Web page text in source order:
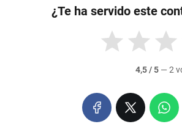
¿Te ha servido este
4,5 / 5— 2